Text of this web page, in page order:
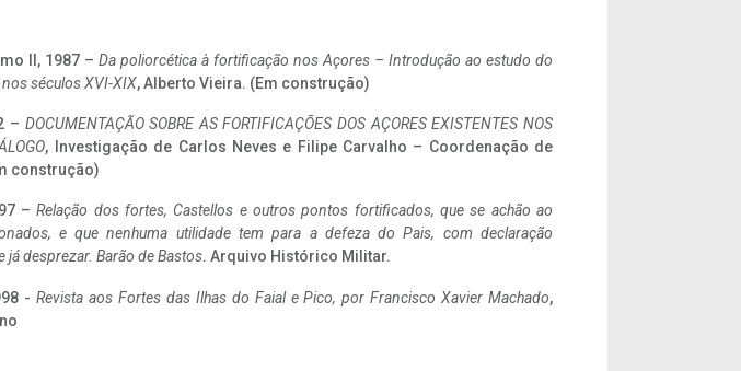
II, 1987 – Da poliorcética à fortificação nos Açores – Introdução ao estudo do
séculos XVI-XIX, Alberto Vieira. (Em construção)
– DOCUMENTAÇÃO SOBRE AS FORTIFICAÇÕES DOS AÇORES EXISTENTES NOS
, Investigação de Carlos Neves e Filipe Carvalho – Coordenação de
construção)
–Relação dos fortes, Castellos e outros pontos fortificados, que se achão ao
e que nenhuma utilidade tem para a defeza do Pais, com declaração
já desprezar. Barão de Bastos. Arquivo Histórico Militar.
-Revista aos Fortes das Ilhas do Faial e Pico, por Francisco Xavier Machado,